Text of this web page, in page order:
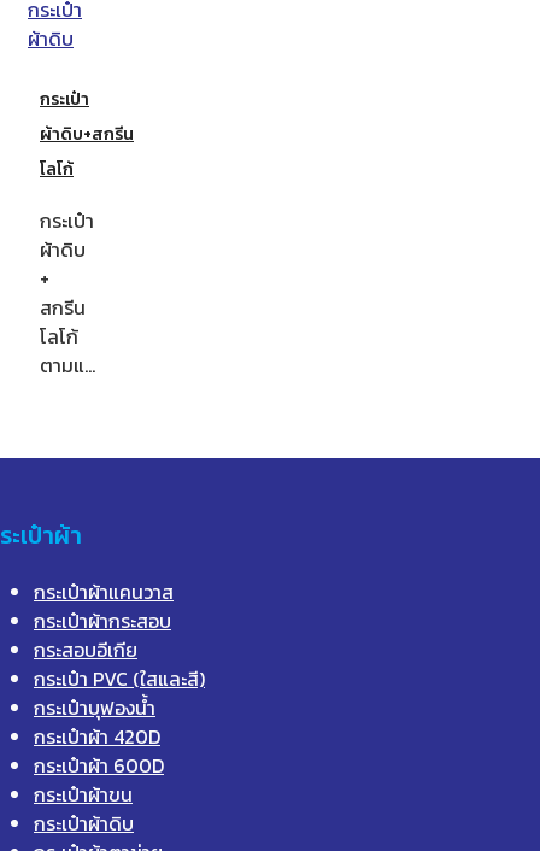
กระเป๋า
ผ้าดิบ+สกรีน
โลโก้
กระเป๋า
ผ้าดิบ
+
สกรีน
โลโก้
ตามแ…
ะเป๋าผ้า
กระเป๋าผ้าแคนวาส
กระเป๋าผ้ากระสอบ
กระสอบอีเกีย
กระเป๋า PVC (ใสและสี)
กระเป๋าบุฟองน้ำ
กระเป๋าผ้า 420D
กระเป๋าผ้า 600D
กระเป๋าผ้าขน
กระเป๋าผ้าดิบ